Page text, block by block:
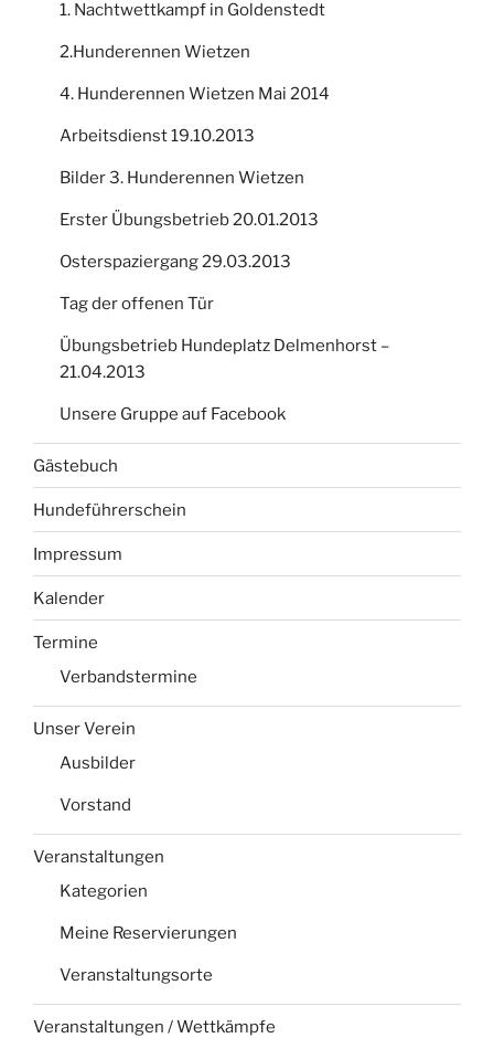
1. Nachtwettkampf in Goldenstedt
2.Hunderennen Wietzen
4. Hunderennen Wietzen Mai 2014
Arbeitsdienst 19.10.2013
Bilder 3. Hunderennen Wietzen
Erster Übungsbetrieb 20.01.2013
Osterspaziergang 29.03.2013
Tag der offenen Tür
Übungsbetrieb Hundeplatz Delmenhorst –
21.04.2013
Unsere Gruppe auf Facebook
Gästebuch
Hundeführerschein
Impressum
Kalender
Termine
Verbandstermine
Unser Verein
Ausbilder
Vorstand
Veranstaltungen
Kategorien
Meine Reservierungen
Veranstaltungsorte
Veranstaltungen / Wettkämpfe